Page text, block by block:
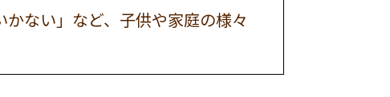
かない」など、子供や家庭の様々